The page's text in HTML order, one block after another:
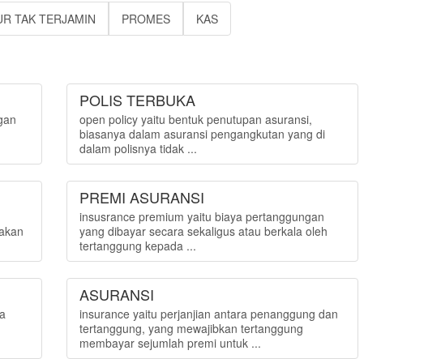
TAK TERJAMIN PROMES KAS
POLIS TERBUKA
open policy yaitu bentuk penutupan asuransi,
biasanya dalam asuransi pengangkutan yang di
dalam polisnya tidak ...
PREMI ASURANSI
insusrance premium yaitu biaya pertanggungan
yang dibayar secara sekaligus atau berkala oleh
tertanggung kepada ...
ASURANSI
insurance yaitu perjanjian antara penanggung dan
tertanggung, yang mewajibkan tertanggung
membayar sejumlah premi untuk ...